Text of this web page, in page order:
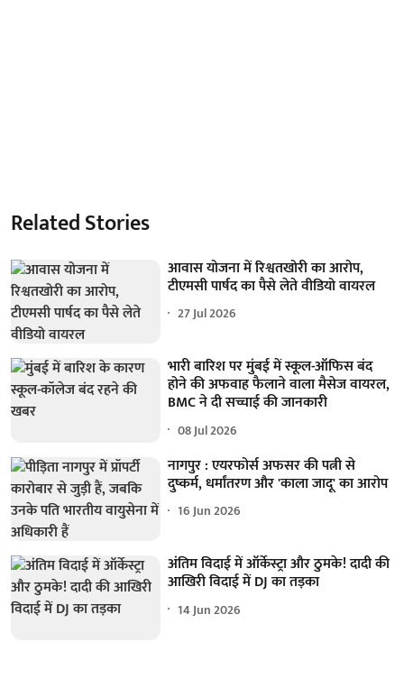
Related Stories
आवास योजना में रिश्वतखोरी का आरोप,
टीएमसी पार्षद का पैसे लेते वीडियो वायरल
27 Jul 2026
भारी बारिश पर मुंबई में स्कूल-ऑफिस बंद
होने की अफवाह फैलाने वाला मैसेज वायरल,
BMC ने दी सच्चाई की जानकारी
08 Jul 2026
नागपुर : एयरफोर्स अफसर की पत्नी से
दुष्कर्म, धर्मांतरण और 'काला जादू' का आरोप
16 Jun 2026
अंतिम विदाई में ऑर्केस्ट्रा और ठुमके! दादी की
आखिरी विदाई में DJ का तड़का
14 Jun 2026